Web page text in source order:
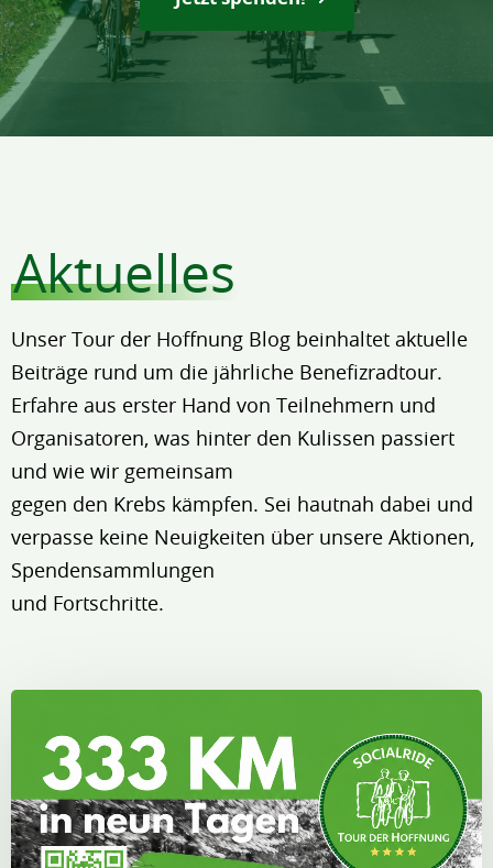
Aktuelles
Unser Tour der Hoffnung Blog beinhaltet aktuelle
Beiträge rund um die jährliche Benefizradtour.
Erfahre aus erster Hand von Teilnehmern und
Organisatoren, was hinter den Kulissen passiert
und wie wir gemeinsam
gegen den Krebs kämpfen. Sei hautnah dabei und
verpasse keine Neuigkeiten über unsere Aktionen,
Spendensammlungen
und Fortschritte.